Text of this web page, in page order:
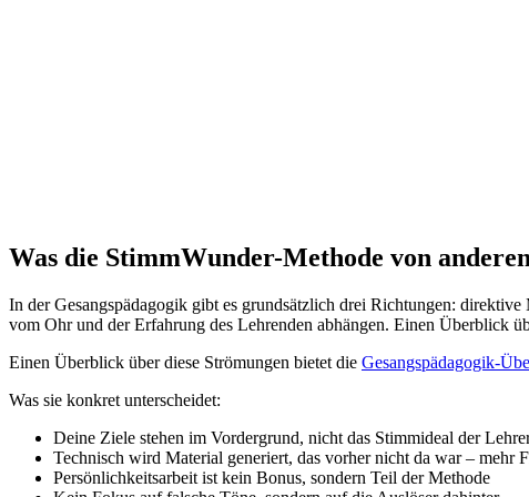
Was die StimmWunder-Methode von
In der Gesangspädagogik gibt es grundsätzlich drei Richtungen:
vom Ohr und der Erfahrung des Lehrenden abhängen. Einen Überblick
Einen Überblick über diese Strömungen bietet die Gesangspädagogik-
Was sie konkret unterscheidet:
Deine Ziele stehen im Vordergrund, nicht das Stimmideal der
Technisch wird Material generiert, das vorher nicht da war – mehr
Persönlichkeitsarbeit ist kein Bonus, sondern Teil der Methode